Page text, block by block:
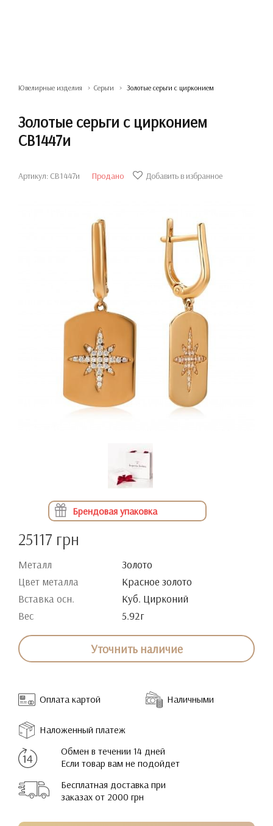
Ювелирные изделия Серьги Золотые серьги с цирконием
Золотые серьги с цирконием
СВ1447и
Артикул: СВ1447и Продано Добавить в избранное
Брендовая упаковка
25117 грн
Металл
Золото
Цвет металла
Красное золото
Вставка осн.
Куб. Цирконий
Вес
5.92г
Уточнить наличие
Оплата картой Наличными
Наложенный платеж
Обмен в течении 14 дней
Если товар вам не подойдет
Бесплатная доставка при
заказах от 2000 грн